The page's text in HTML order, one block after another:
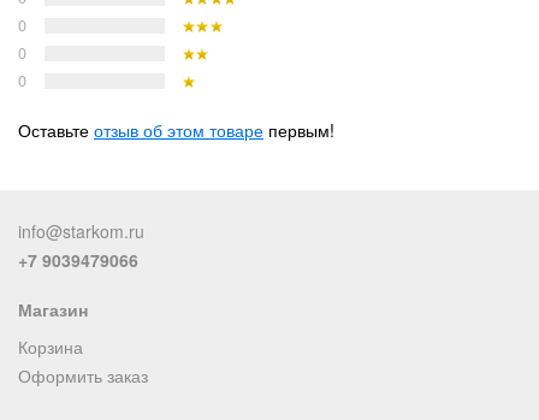
0
0
0
Оставьте отзыв об этом товаре первым!
info@starkom.ru
+7 9039479066
Магазин
Корзина
Оформить заказ